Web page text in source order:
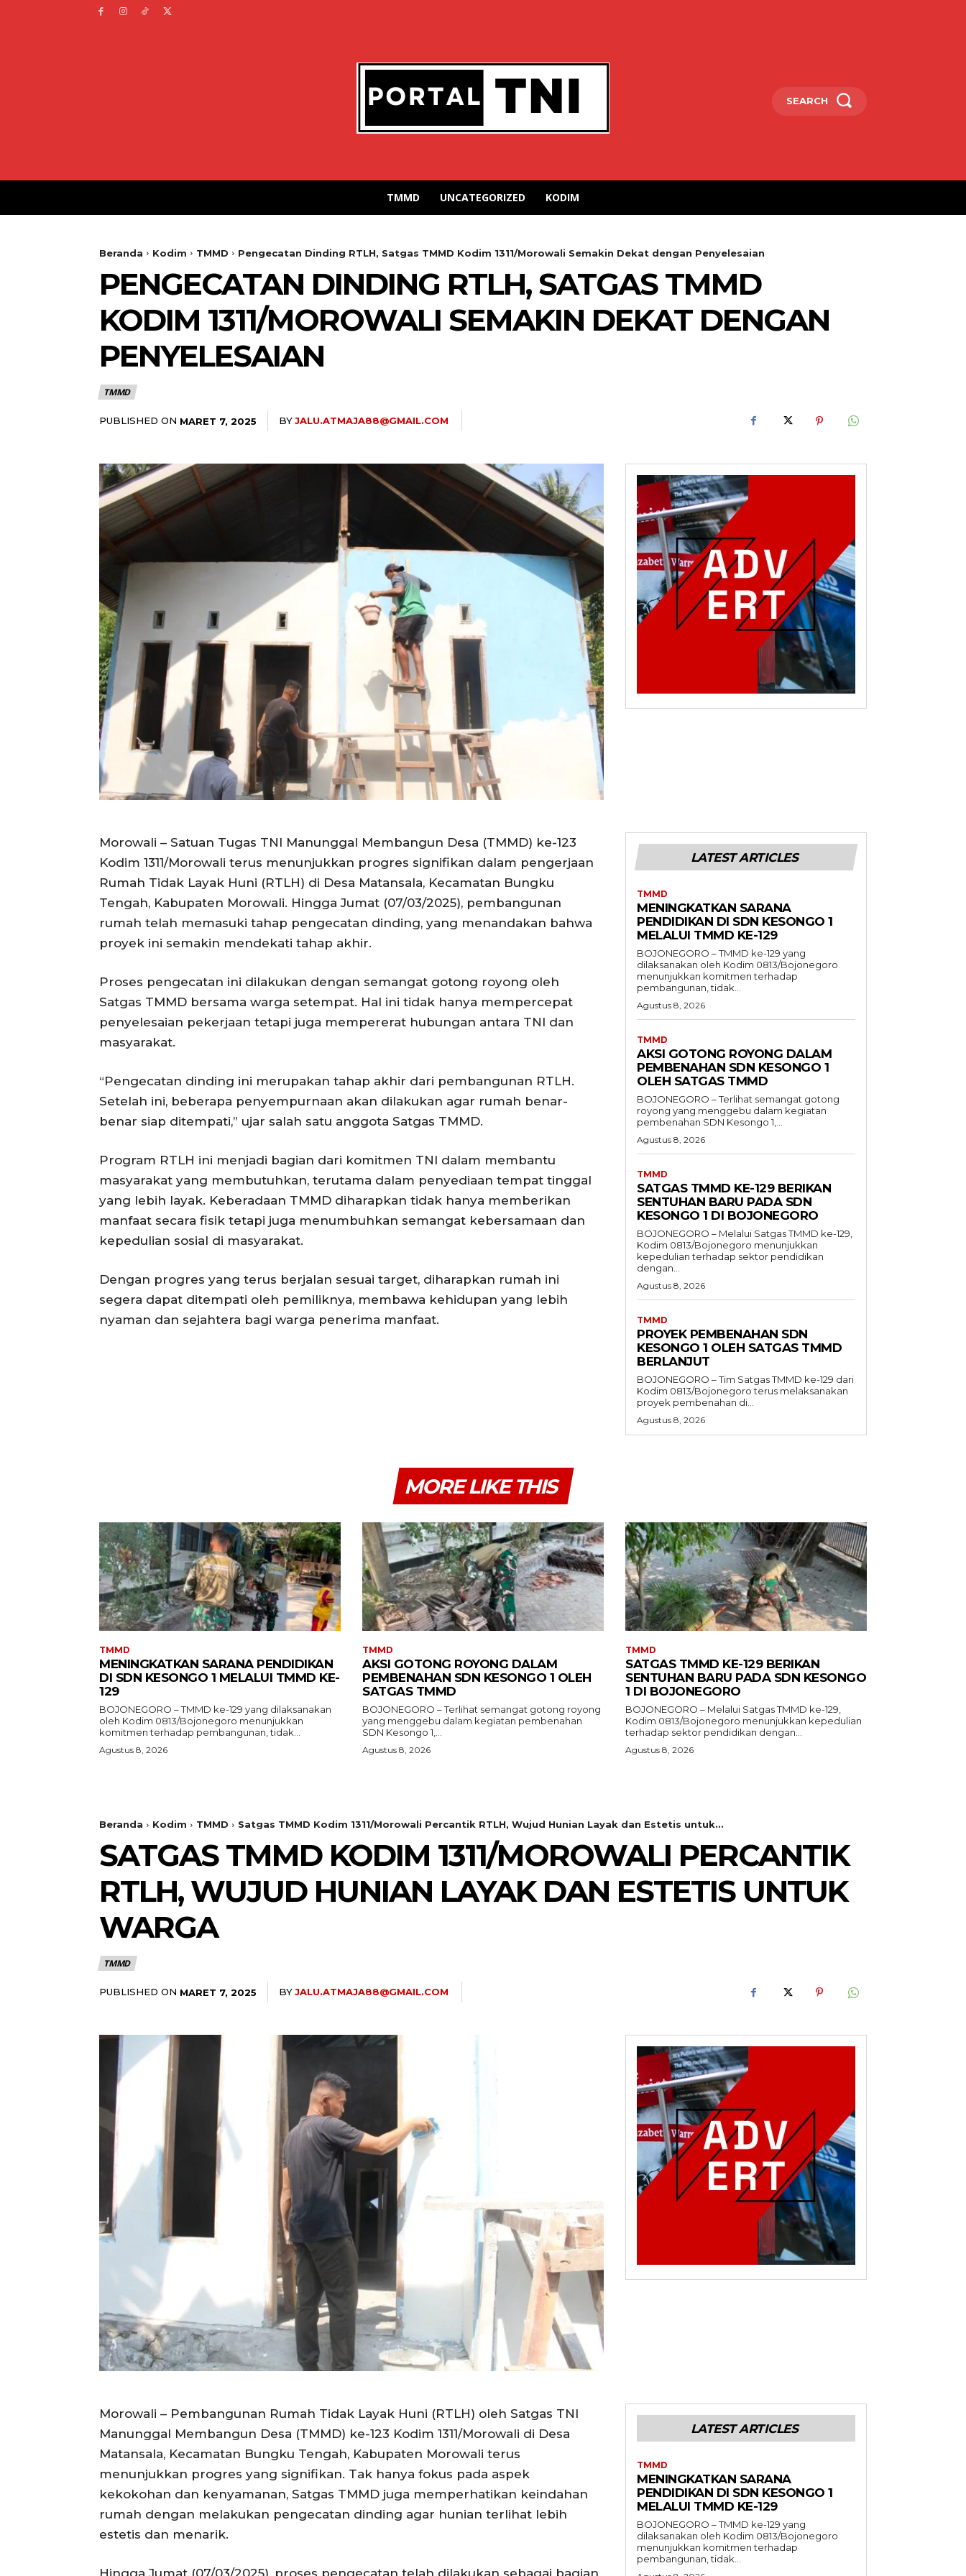
SEARCH
TMMD UNCATEGORIZED KODIM
Beranda Kodim TMMD Pengecatan Dinding RTLH, Satgas TMMD Kodim 1311/Morowali Semakin Dekat dengan Penyelesaian
PENGECATAN DINDING RTLH, SATGAS TMMD
KODIM 1311/MOROWALI SEMAKIN DEKAT DENGAN
PENYELESAIAN
TMMD
PUBLISHED ON MARET 7, 2025 BYJALU.ATMAJA88@GMAIL.COM
Morowali – Satuan Tugas TNI Manunggal Membangun Desa (TMMD) ke-123
Kodim 1311/Morowali terus menunjukkan progres signifikan dalam pengerjaan
Rumah Tidak Layak Huni (RTLH) di Desa Matansala, Kecamatan Bungku
Tengah, Kabupaten Morowali. Hingga Jumat (07/03/2025), pembangunan
rumah telah memasuki tahap pengecatan dinding, yang menandakan bahwa
proyek ini semakin mendekati tahap akhir.
Proses pengecatan ini dilakukan dengan semangat gotong royong oleh
Satgas TMMD bersama warga setempat. Hal ini tidak hanya mempercepat
penyelesaian pekerjaan tetapi juga mempererat hubungan antara TNI dan
masyarakat.
“Pengecatan dinding ini merupakan tahap akhir dari pembangunan RTLH.
Setelah ini, beberapa penyempurnaan akan dilakukan agar rumah benar-
benar siap ditempati,” ujar salah satu anggota Satgas TMMD.
Program RTLH ini menjadi bagian dari komitmen TNI dalam membantu
masyarakat yang membutuhkan, terutama dalam penyediaan tempat tinggal
yang lebih layak. Keberadaan TMMD diharapkan tidak hanya memberikan
manfaat secara fisik tetapi juga menumbuhkan semangat kebersamaan dan
kepedulian sosial di masyarakat.
Dengan progres yang terus berjalan sesuai target, diharapkan rumah ini
segera dapat ditempati oleh pemiliknya, membawa kehidupan yang lebih
nyaman dan sejahtera bagi warga penerima manfaat.
LATEST ARTICLES
TMMD
MENINGKATKAN SARANA
PENDIDIKAN DI SDN KESONGO 1
MELALUI TMMD KE-129
BOJONEGORO – TMMD ke-129 yang
dilaksanakan oleh Kodim 0813/Bojonegoro
menunjukkan komitmen terhadap
pembangunan, tidak...
Agustus 8, 2026
TMMD
AKSI GOTONG ROYONG DALAM
PEMBENAHAN SDN KESONGO 1
OLEH SATGAS TMMD
BOJONEGORO – Terlihat semangat gotong
royong yang menggebu dalam kegiatan
pembenahan SDN Kesongo 1,...
Agustus 8, 2026
TMMD
SATGAS TMMD KE-129 BERIKAN
SENTUHAN BARU PADA SDN
KESONGO 1 DI BOJONEGORO
BOJONEGORO – Melalui Satgas TMMD ke-129,
Kodim 0813/Bojonegoro menunjukkan
kepedulian terhadap sektor pendidikan
dengan...
Agustus 8, 2026
TMMD
PROYEK PEMBENAHAN SDN
KESONGO 1 OLEH SATGAS TMMD
BERLANJUT
BOJONEGORO – Tim Satgas TMMD ke-129 dari
Kodim 0813/Bojonegoro terus melaksanakan
proyek pembenahan di...
Agustus 8, 2026
MORE LIKE THIS
TMMD
MENINGKATKAN SARANA PENDIDIKAN
DI SDN KESONGO 1 MELALUI TMMD KE-
129
BOJONEGORO – TMMD ke-129 yang dilaksanakan
oleh Kodim 0813/Bojonegoro menunjukkan
komitmen terhadap pembangunan, tidak...
Agustus 8, 2026
TMMD
AKSI GOTONG ROYONG DALAM
PEMBENAHAN SDN KESONGO 1 OLEH
SATGAS TMMD
BOJONEGORO – Terlihat semangat gotong royong
yang menggebu dalam kegiatan pembenahan
SDN Kesongo 1,...
Agustus 8, 2026
TMMD
SATGAS TMMD KE-129 BERIKAN
SENTUHAN BARU PADA SDN KESONGO
1 DI BOJONEGORO
BOJONEGORO – Melalui Satgas TMMD ke-129,
Kodim 0813/Bojonegoro menunjukkan kepedulian
terhadap sektor pendidikan dengan...
Agustus 8, 2026